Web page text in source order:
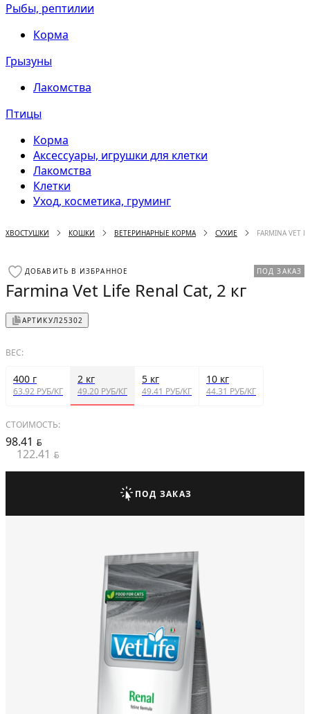
Рыбы, рептилии
Корма
Грызуны
Лакомства
Птицы
Корма
Аксессуары, игрушки для клетки
Лакомства
Клетки
Уход, косметика, груминг
ХВОСТУШКИ КОШКИ ВЕТЕРИНАРНЫЕ КОРМА СУХИЕ FARMINA VET
ДОБАВИТЬ В ИЗБРАННОЕ ПОД ЗАКАЗ
Farmina Vet Life Renal Cat, 2 кг
АРТИКУЛ25302
ВЕС:
400 г
63.92 РУБ/КГ
2 кг
49.20 РУБ/КГ
5 кг
49.41 РУБ/КГ
10 кг
44.31 РУБ/КГ
СТОИМОСТЬ:
98.41 BYN
122.41 BYN
ПОД ЗАКАЗ